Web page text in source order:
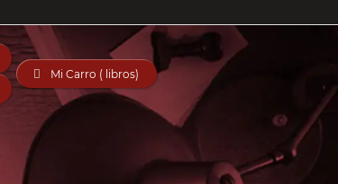
 Mi Carro ( libros)